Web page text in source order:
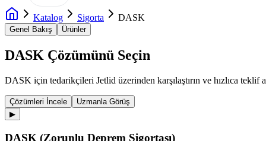
Katalog Sigorta DASK
Genel Bakış Ürünler
DASK Çözümünü Seçin
DASK için tedarikçileri Jetlid üzerinden karşılaştırın ve hızlıca teklif
Çözümleri İncele
Uzmanla Görüş
▶
DASK (Zorunlu Deprem Sigortası)